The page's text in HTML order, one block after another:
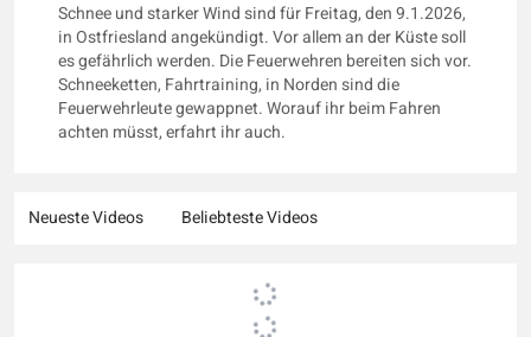
Schnee und starker Wind sind für Freitag, den 9.1.2026,
in Ostfriesland angekündigt. Vor allem an der Küste soll
es gefährlich werden. Die Feuerwehren bereiten sich vor.
Schneeketten, Fahrtraining, in Norden sind die
Feuerwehrleute gewappnet. Worauf ihr beim Fahren
achten müsst, erfahrt ihr auch.
Neueste Videos Beliebteste Videos